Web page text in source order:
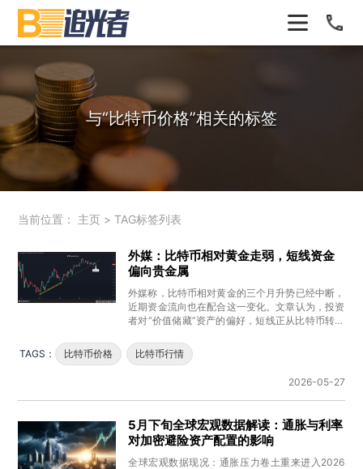
与“比特币价格”相关的标签
当前位置： 主页 > TAG标签列表
外媒：比特币相对黄金走弱，短线资金
偏向贵金属
外媒称，比特币相对黄金的三个月升势已经中断，
近期资金流向也在配合这一变化。文章认为，投资
者对“价值储藏”资产的偏好，短线正从比特币转回
TAGS：
比特币价格 比特币行情
2026-05-27
5月下旬全球宏观数据解读：通胀与利率
对加密避险资产配置的影响
全球宏观数据现况：通胀压力卷土重来进入2026